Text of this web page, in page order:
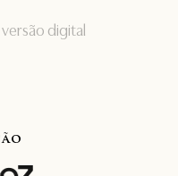
digital